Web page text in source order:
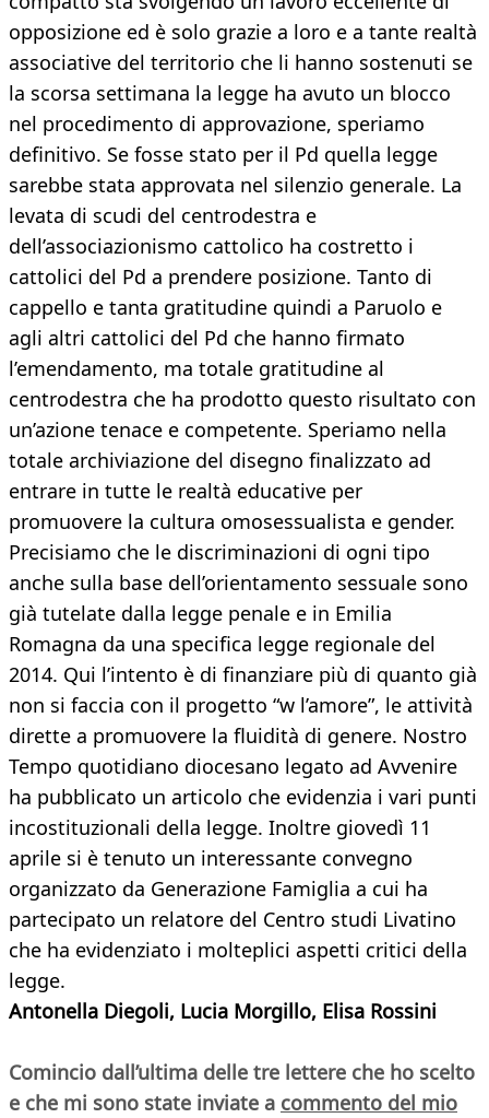
opposizione ed è solo grazie a loro e a tante realtà
associative del territorio che li hanno sostenuti se
la scorsa settimana la legge ha avuto un blocco
nel procedimento di approvazione, speriamo
definitivo. Se fosse stato per il Pd quella legge
sarebbe stata approvata nel silenzio generale. La
levata di scudi del centrodestra e
dell’associazionismo cattolico ha costretto i
cattolici del Pd a prendere posizione. Tanto di
cappello e tanta gratitudine quindi a Paruolo e
agli altri cattolici del Pd che hanno firmato
l’emendamento, ma totale gratitudine al
centrodestra che ha prodotto questo risultato con
un’azione tenace e competente. Speriamo nella
totale archiviazione del disegno finalizzato ad
entrare in tutte le realtà educative per
promuovere la cultura omosessualista e gender.
Precisiamo che le discriminazioni di ogni tipo
anche sulla base dell’orientamento sessuale sono
già tutelate dalla legge penale e in Emilia
Romagna da una specifica legge regionale del
2014. Qui l’intento è di finanziare più di quanto già
non si faccia con il progetto “w l’amore”, le attività
dirette a promuovere la fluidità di genere. Nostro
Tempo quotidiano diocesano legato ad Avvenire
ha pubblicato un articolo che evidenzia i vari punti
incostituzionali della legge. Inoltre giovedì 11
aprile si è tenuto un interessante convegno
organizzato da Generazione Famiglia a cui ha
partecipato un relatore del Centro studi Livatino
che ha evidenziato i molteplici aspetti critici della
legge.
Antonella Diegoli, Lucia Morgillo, Elisa Rossini
Comincio dall’ultima delle tre lettere che ho scelto
e che mi sono state inviate a commento del mio